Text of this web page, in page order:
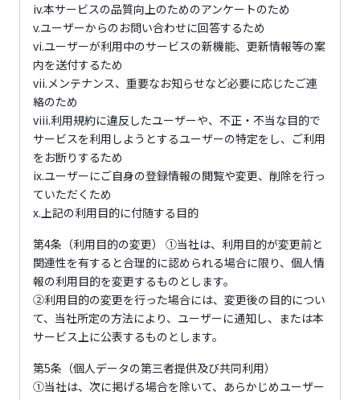
iv.本サービスの品質向上のためのアンケートのため
v.ユーザーからのお問い合わせに回答するため
vi.ユーザーが利用中のサービスの新機能、更新情報等の案
内を送付するため
vii.メンテナンス、重要なお知らせなど必要に応じたご連
絡のため
viii.利用規約に違反したユーザーや、不正・不当な目的で
サービスを利用しようとするユーザーの特定をし、ご利用
をお断りするため
ix.ユーザーにご自身の登録情報の閲覧や変更、削除を行っ
ていただくため
x.上記の利用目的に付随する目的
第4条（利用目的の変更） ①当社は、利用目的が変更前と
関連性を有すると合理的に認められる場合に限り、個人情
報の利用目的を変更するものとします。
②利用目的の変更を行った場合には、変更後の目的につい
て、当社所定の方法により、ユーザーに通知し、または本
サービス上に公表するものとします。
第5条（個人データの第三者提供及び共同利用）
①当社は、次に掲げる場合を除いて、あらかじめユーザー